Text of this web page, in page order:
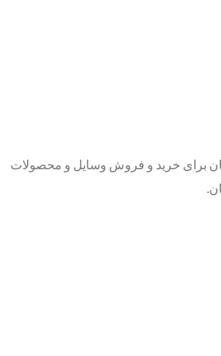
برای خرید و فروش وسایل و محصولات